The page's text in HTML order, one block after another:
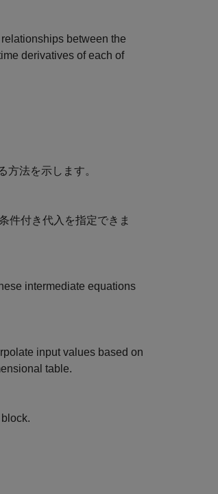
between the
derivatives of each of
法を示します。
件付き代入を指定できま
intermediate equations
input values based on
table.